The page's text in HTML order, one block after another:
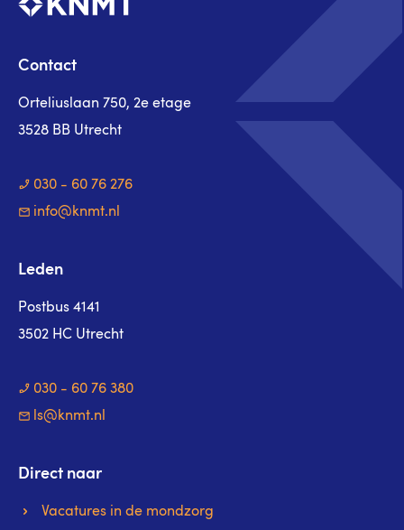
Contact
Orteliuslaan 750, 2e etage
3528 BB Utrecht
030 - 60 76 276
info@knmt.nl
Leden
Postbus 4141
3502 HC Utrecht
030 - 60 76 380
ls@knmt.nl
Direct naar
Vacatures in de mondzorg